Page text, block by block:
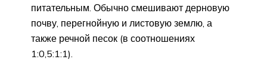
питательным. Обычно смешивают дерновую
почву, перегнойную и листовую землю, а
также речной песок (в соотношениях
1:0,5:1:1).